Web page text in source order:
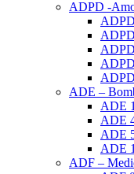
ADPD -
ADE –
ADE
ADE
ADE
ADE
ADF –